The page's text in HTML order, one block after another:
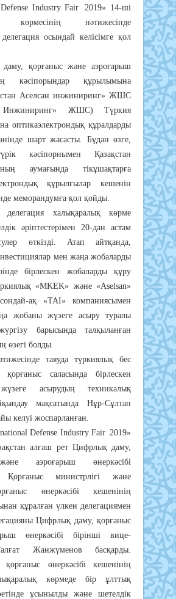
Industry Fair 2019» 14-ші
көрмесінің нәтижесінде
делегация осындай келісімге қол
қорғаныс және аэроғарыш
кәсіпорындар құрылымына
Аселсан инжиниринг» ЖШС
Инжиниринг» ЖШС) Түркия
оптикаэлектрондық құралдарды
шарт жасасты. Бұдан өзге,
кәсіпорнымен Қазақстан
аумағында тікұшақтарға
құрылғылар кешенін
меморандумға қол қойды.
делегация халықаралық көрме
әріптестерімен 20-дан астам
өткізді. Атап айтқанда,
мен жаңа жобаларды
бірлескен жобаларды құру
«MKEK» және «Aselsan»
ақ «TAI» компаниясымен
жобаны жүзеге асыру туралы
барысында талқыланған
өзегі болды.
таяуда түркиялық бес
қорғаныс саласында бірлескен
асырудың техникалық
мақсатында Нұр-Сұлтан
келуі жоспарланған.
Defense Industry Fair 2019»
алғаш рет Цифрлық даму,
аэроғарыш өнеркәсібі
Қорғаныс министрлігі және
өнеркәсібі кешенінің
құралған үлкен делегациямен
Цифрлық даму, қорғаныс
өнеркәсібі бірінші вице-
Жанжүменов басқарды.
қорғаныс өнеркәсібі кешенінің
көрмеде бір ұлттық
ұсынылды және шетелдік